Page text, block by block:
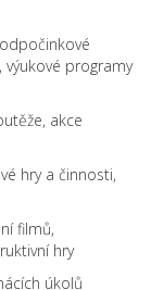
programy
akce
hry a činnosti,
filmů,
hry
úkolů